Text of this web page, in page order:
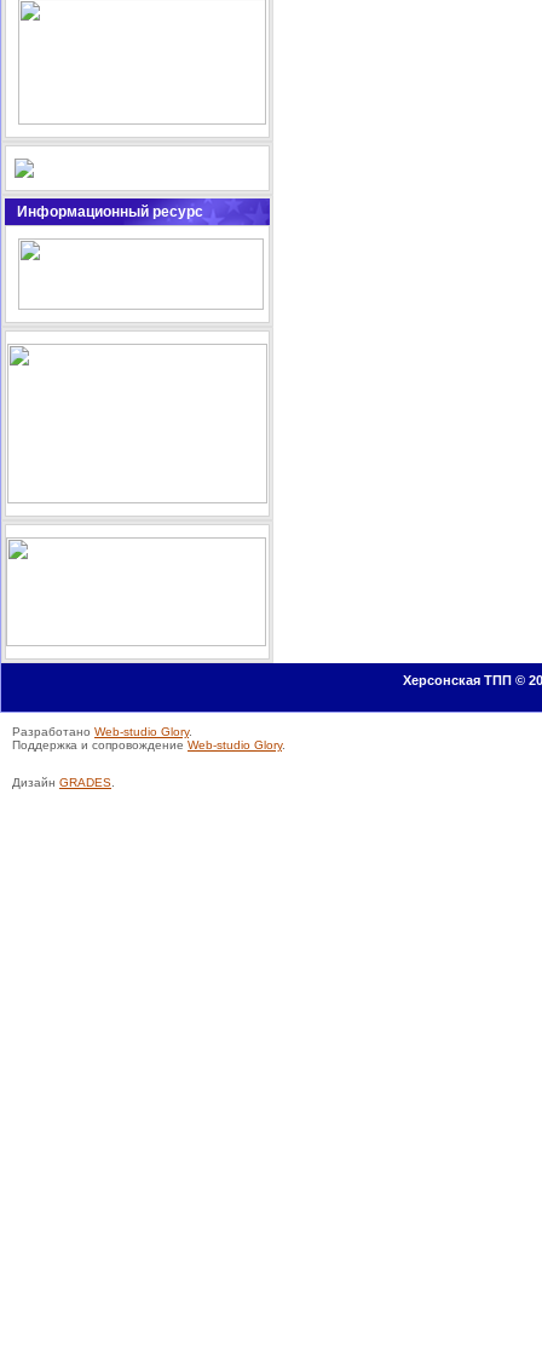
Информационный ресурс
Херсонская ТПП ©
Разработано Web-studio Glory.
Поддержка и сопровождение Web-studio Glory.
Дизайн GRADES